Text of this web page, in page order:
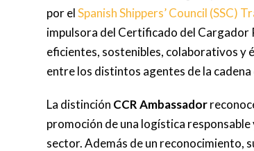
por elSpanish Shippers’ Council (SSC)
impulsora del Certificado del Cargador
eficientes, sostenibles, colaborativos y
entre los distintos agentes de la
La distinción CCR Ambassador
promoción de una logística
sector. Además de un reconocimiento,